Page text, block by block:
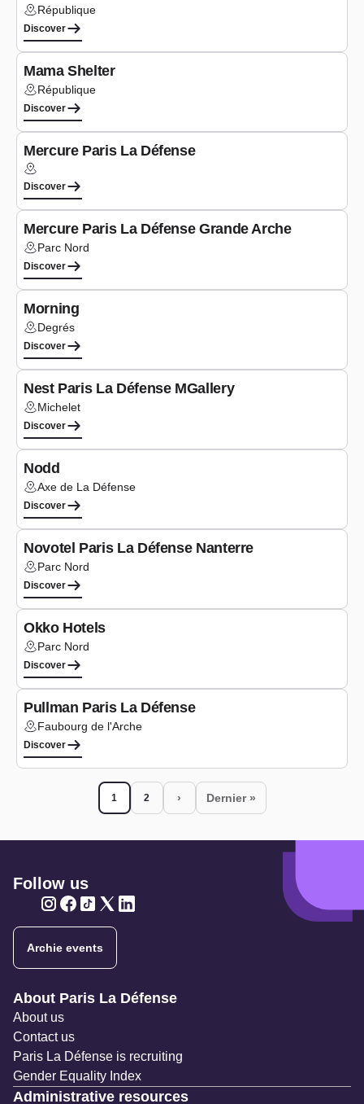
Lieu :République
Discover
Mama Shelter
Lieu :République
Discover
Mercure Paris La Défense
Lieu :
Discover
Mercure Paris La Défense Grande Arche
Lieu :Parc Nord
Discover
Morning
Lieu :Degrés
Discover
Nest Paris La Défense MGallery
Lieu :Michelet
Discover
Nodd
Lieu :Axe de La Défense
Discover
Novotel Paris La Défense Nanterre
Lieu :Parc Nord
Discover
Okko Hotels
Lieu :Parc Nord
Discover
Pullman Paris La Défense
Lieu :Faubourg de l'Arche
Discover
Current page
1 Page
2 Next page
› Last page
Dernier »
Follow us
Archie events
Navigation secondaire
About Paris La Défense
About us
Contact us
Paris La Défense is recruiting
Gender Equality Index
Administrative resources